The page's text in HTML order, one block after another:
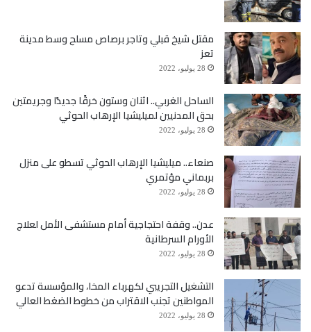
مقتل شيخ قبلي وتاجر برصاص مسلح وسط مدينة
تعز
28 يوليو، 2022
الساحل الغربي.. اثنان وستون خرقًا جديدًا وجريمتين
بحق المدنيين لميليشيا الإرهاب الحوثي
28 يوليو، 2022
صنعاء.. ميليشيا الإرهاب الحوثي تسطو على منزل
بربماني مؤتمري
28 يوليو، 2022
عدن.. وقفة احتجاجية أمام مستشفى الأمل لعلاج
الأورام السرطانية
28 يوليو، 2022
التشغيل التجريبي لكهرباء المخا، والمؤسسة تدعو
المواطنين تجنب الاقتراب من خطوط الضغط العالي
28 يوليو، 2022